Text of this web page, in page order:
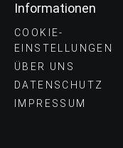
Informationen
COOKIE-
EINSTELLUNGEN
ÜBER UNS
DATENSCHUTZ
IMPRESSUM